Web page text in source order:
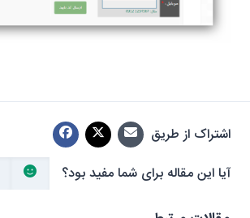
اشتراک از طریق
آیا این مقاله برای شما مفید بود؟